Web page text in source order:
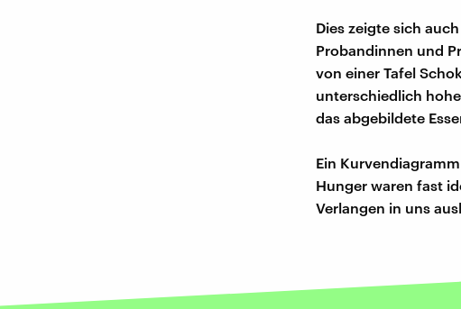
Dies zeigte sich
Probandinnen und
von einer Tafel
unterschiedlich
das abgebildete
Ein
Hunger waren fast
Verlangen in uns